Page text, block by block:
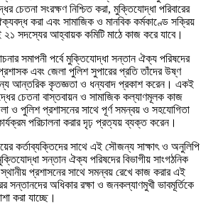
চেতনা সংরক্ষণ নিশ্চিত করা, মুক্তিযোদ্ধা পরিবারের
করা এবং সামাজিক ও মানবিক কর্মকাণ্ডে সক্রিয়
সদস্যের আহ্বায়ক কমিটি মাঠে কাজ করে যাবে।
সমাপনী পর্বে মুক্তিযোদ্ধা সন্তান ঐক্য পরিষদের
এবং জেলা পুলিশ সুপারের প্রতি তাঁদের উষ্ণ
আন্তরিক কৃতজ্ঞতা ও ধন্যবাদ প্রকাশ করেন। একই
চেতনা বাস্তবায়ন ও সামাজিক কল্যাণমূলক কাজ
ও পুলিশ প্রশাসনের সাথে পূর্ণ সমন্বয় ও সহযোগিতা
পরিচালনা করার দৃঢ় প্রত্যয় ব্যক্ত করেন।
কর্তাব্যক্তিদের সাথে এই সৌজন্য সাক্ষাৎ ও অনুলিপি
সন্তান ঐক্য পরিষদের বিভাগীয় সাংগঠনিক
প্রশাসনের সাথে সমন্বয় রেখে কাজ করার এই
সন্তানদের অধিকার রক্ষা ও জনকল্যাণমুখী ভাবমূর্তিকে
করা যাচ্ছে।